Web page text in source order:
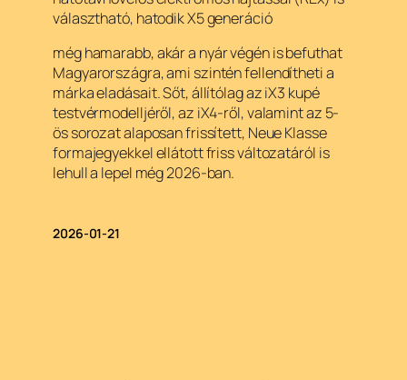
választható, hatodik X5 generáció
még hamarabb, akár a nyár végén is befuthat
Magyarországra, ami szintén fellendítheti a
márka eladásait. Sőt, állítólag az iX3 kupé
testvérmodelljéről, az iX4-ről, valamint az 5-
ös sorozat alaposan frissített, Neue Klasse
formajegyekkel ellátott friss változatáról is
lehull a lepel még 2026-ban.
2026-01-21